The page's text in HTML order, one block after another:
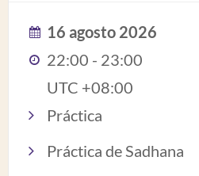
16 agosto 2026
22:00 - 23:00
UTC +08:00
Práctica
Práctica de Sadhana